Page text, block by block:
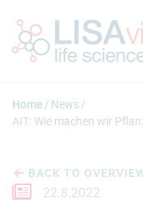
Home
News
AIT: Wie machen wir
BACK TO
22.8.2022